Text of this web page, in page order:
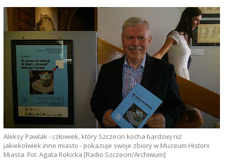
Aleksy Pawlak - człowiek, który Szczecin kocha bardziej niż
jakiekolwiek inne miasto - pokazuje swoje zbiory w Muzeum Historii
Miasta. Fot. Agata Rokicka [Radio Szczecin/Archiwum]